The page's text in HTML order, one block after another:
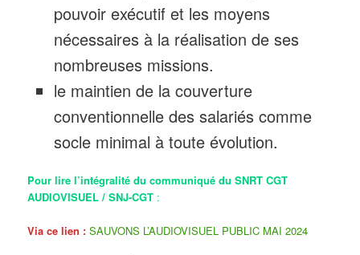
pouvoir exécutif et les moyens
nécessaires à la réalisation de ses
nombreuses missions.
le maintien de la couverture
conventionnelle des salariés comme
socle minimal à toute évolution.
Pour lire l’intégralité du communiqué du SNRT CGT
AUDIOVISUEL / SNJ-CGT :
Via ce lien : SAUVONS L’AUDIOVISUEL PUBLIC MAI 2024